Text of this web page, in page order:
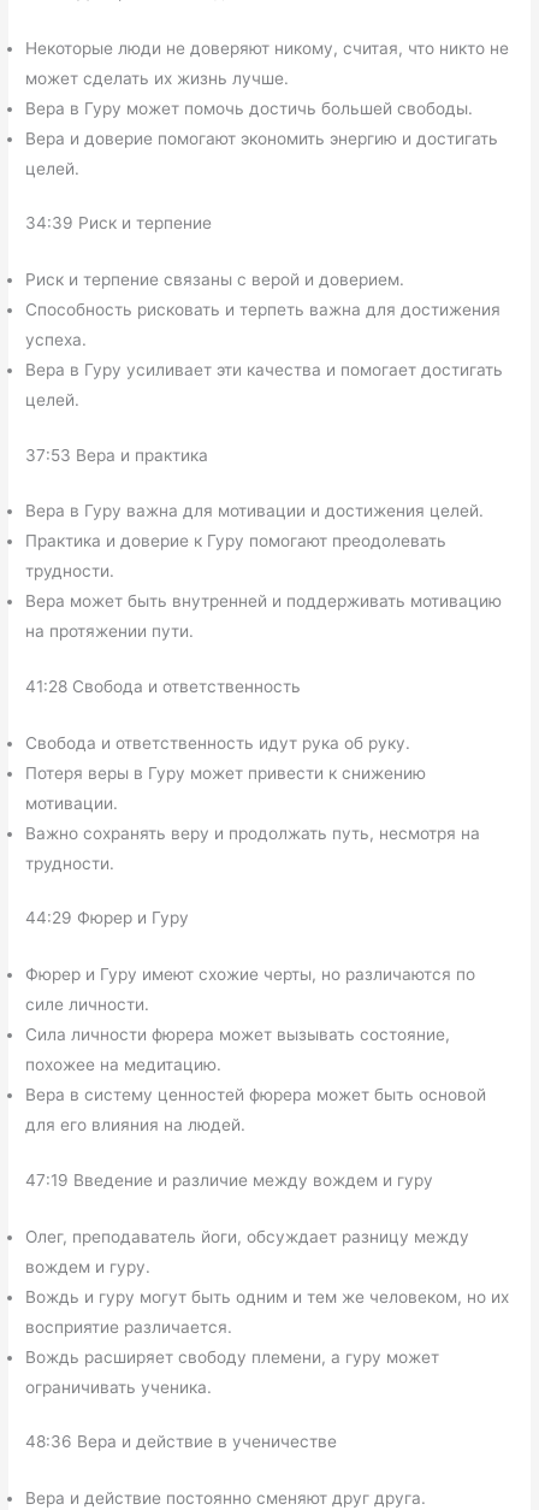
Некоторые люди не доверяют никому, считая, что никто не
может сделать их жизнь лучше.
Вера в Гуру может помочь достичь большей свободы.
Вера и доверие помогают экономить энергию и достигать
целей.
34:39 Риск и терпение
Риск и терпение связаны с верой и доверием.
Способность рисковать и терпеть важна для достижения
успеха.
Вера в Гуру усиливает эти качества и помогает достигать
целей.
37:53 Вера и практика
Вера в Гуру важна для мотивации и достижения целей.
Практика и доверие к Гуру помогают преодолевать
трудности.
Вера может быть внутренней и поддерживать мотивацию
на протяжении пути.
41:28 Свобода и ответственность
Свобода и ответственность идут рука об руку.
Потеря веры в Гуру может привести к снижению
мотивации.
Важно сохранять веру и продолжать путь, несмотря на
трудности.
44:29 Фюрер и Гуру
Фюрер и Гуру имеют схожие черты, но различаются по
силе личности.
Сила личности фюрера может вызывать состояние,
похожее на медитацию.
Вера в систему ценностей фюрера может быть основой
для его влияния на людей.
47:19 Введение и различие между вождем и гуру
Олег, преподаватель йоги, обсуждает разницу между
вождем и гуру.
Вождь и гуру могут быть одним и тем же человеком, но их
восприятие различается.
Вождь расширяет свободу племени, а гуру может
ограничивать ученика.
48:36 Вера и действие в ученичестве
Вера и действие постоянно сменяют друг друга.